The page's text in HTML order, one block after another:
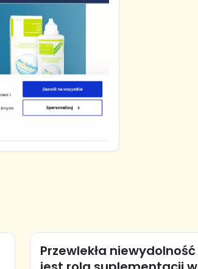
Przewlekła